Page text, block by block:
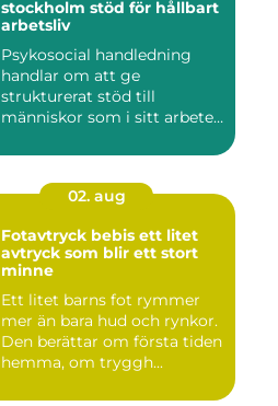
stockholm stöd för hållbart
arbetsliv
Psykosocial handledning
handlar om att ge
strukturerat stöd till
människor som i sitt arbete
02. aug
Fotavtryck bebis ett litet
avtryck som blir ett stort
minne
Ett litet barns fot rymmer
mer än bara hud och rynkor.
Den berättar om första tiden
hemma, om tryggh...